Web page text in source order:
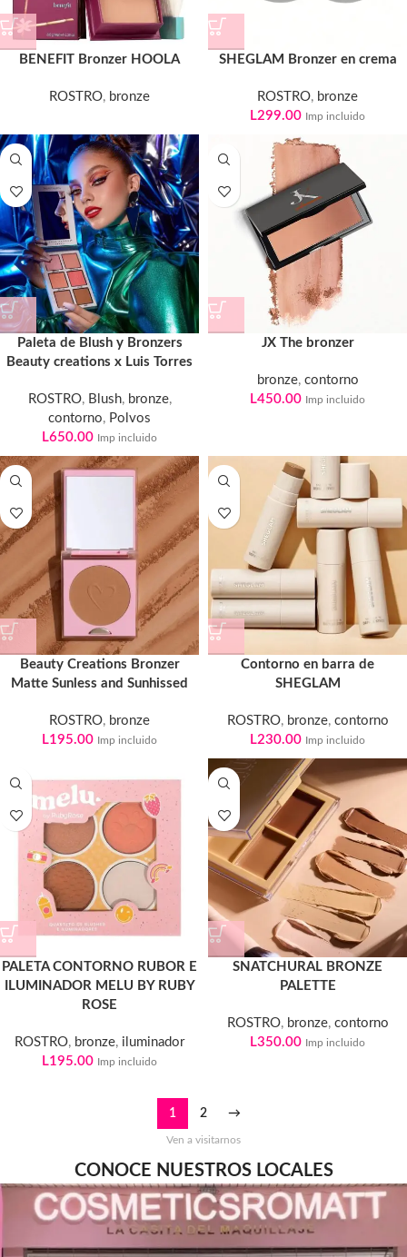
BENEFIT Bronzer HOOLA
ROSTRO, bronze
SHEGLAM Bronzer en crema
ROSTRO, bronze
L299.00 Imp incluido
Paleta de Blush y Bronzers
Beauty creations x Luis Torres
ROSTRO, Blush, bronze,
contorno, Polvos
L650.00 Imp incluido
JX The bronzer
bronze, contorno
L450.00 Imp incluido
Beauty Creations Bronzer
Matte Sunless and Sunhissed
ROSTRO, bronze
L195.00 Imp incluido
Contorno en barra de
SHEGLAM
ROSTRO, bronze, contorno
L230.00 Imp incluido
PALETA CONTORNO RUBOR E
ILUMINADOR MELU BY RUBY
ROSE
ROSTRO, bronze, iluminador
L195.00 Imp incluido
SNATCHURAL BRONZE
PALETTE
ROSTRO, bronze, contorno
L350.00 Imp incluido
1 2 →
Ven a visitarnos
CONOCE NUESTROS LOCALES